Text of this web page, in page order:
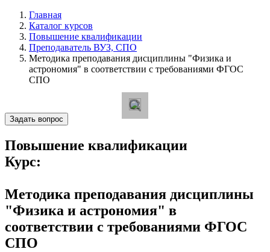
Главная
Каталог курсов
Повышение квалификации
Преподаватель ВУЗ, СПО
Методика преподавания дисциплины "Физика и
астрономия" в соответствии с требованиями ФГОС
СПО
Задать вопрос
Повышение квалификации
Курс:
Методика преподавания дисциплины
"Физика и астрономия" в
соответствии с требованиями ФГОС
СПО